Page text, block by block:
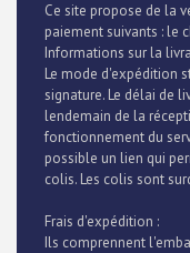
Ce site propose de la
paiement suivants : le
Informations sur la
Le mode d'expédition
signature. Le délai de
lendemain de la
fonctionnement du
possible un lien qui
colis. Les colis sont
Frais d'expédition :
Ils comprennent